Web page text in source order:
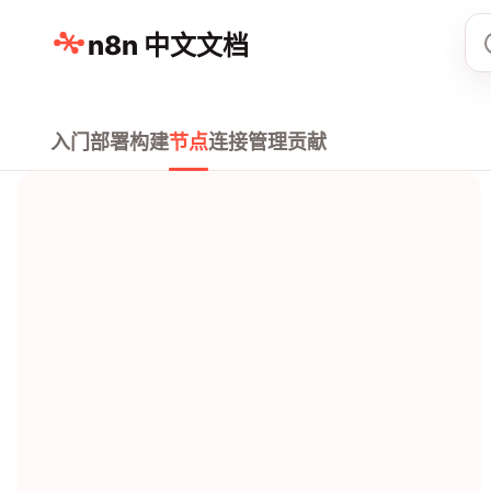
n8n 中文文档
入门部署构建节点连接管理贡献